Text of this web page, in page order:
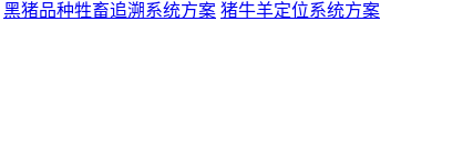
黑猪品种牲畜追溯系统方案 猪牛羊定位系统方案